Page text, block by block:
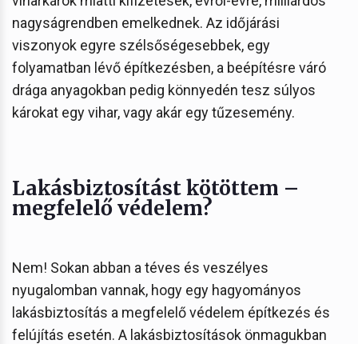
nagyságrendben emelkednek. Az időjárási
viszonyok egyre szélsőségesebbek, egy
folyamatban lévő építkezésben, a beépítésre váró
drága anyagokban pedig könnyedén tesz súlyos
károkat egy vihar, vagy akár egy tűzesemény.
Lakásbiztosítást kötöttem –
megfelelő védelem?
Nem! Sokan abban a téves és veszélyes
nyugalomban vannak, hogy egy hagyományos
lakásbiztosítás a megfelelő védelem építkezés és
felújítás esetén. A lakásbiztosítások önmagukban